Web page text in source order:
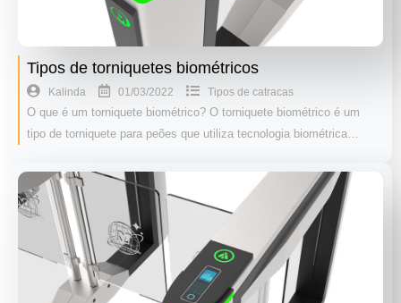
Tipos de torniquetes biométricos
Kalinda 01/03/2022 Tipos de catracas
O que é um torniquete biométrico? O torniquete biométrico é um
tipo de torniquete para peões que utiliza tecnologia biométrica…